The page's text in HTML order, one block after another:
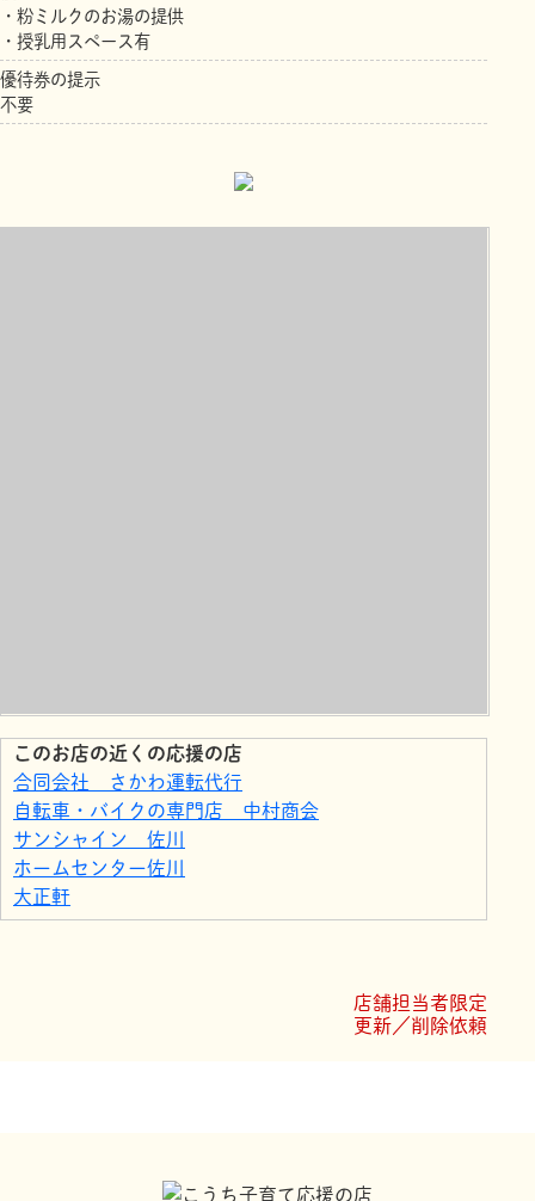
・粉ミルクのお湯の提供
・授乳用スペース有
優待券の提示
不要
このお店の近くの応援の店
合同会社 さかわ運転代行
自転車・バイクの専門店 中村商会
サンシャイン 佐川
ホームセンター佐川
大正軒
ローソン 佐川町西店
店舗担当者限定
更新／削除依頼